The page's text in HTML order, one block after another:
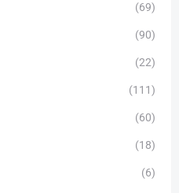
(69)
(90)
(22)
(111)
(60)
(18)
(6)